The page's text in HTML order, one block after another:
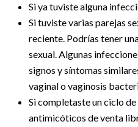
Si ya tuviste alguna
Si tuviste varias parejas
reciente. Podrías tener
sexual. Algunas
signos y síntomas
vaginal o vaginosis
Si completaste un ciclo
antimicóticos de venta